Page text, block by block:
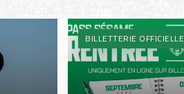
BILLETTERIE OFFICIELLE